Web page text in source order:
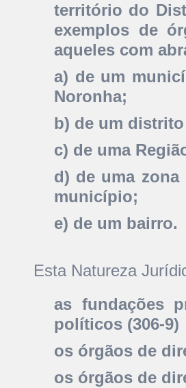
território do
exemplos de
aqueles com
a) de um
Noronha;
b) de um
c) de uma
d) de uma
município;
e) de um bairro.
Esta Natureza
as fundações
políticos (306-9)
os órgãos de
os órgãos de